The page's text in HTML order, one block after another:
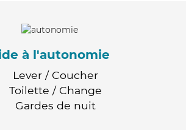
à l'autonomie
Lever / Coucher
Toilette / Change
Gardes de nuit